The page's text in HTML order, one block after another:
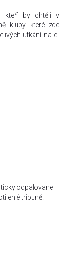
kteří by chtěli v
kluby které zde
utkání na e-
odpalované
tribuně.